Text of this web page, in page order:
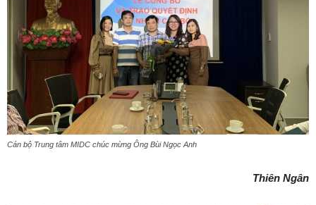
Cán bộ Trung tâm MIDC chúc mừng Ông Bùi Ngọc Anh
Thiên Ngân